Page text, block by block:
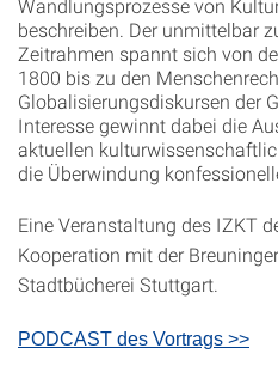
Wandlungsprozesse von
beschreiben. Der unmittelbar
Zeitrahmen spannt sich von
1800 bis zu den
Globalisierungsdiskursen der
Interesse gewinnt dabei die
aktuellen
die Überwindung
Eine Veranstaltung des IZKT
Kooperation mit der
Stadtbücherei Stuttgart.
PODCAST des Vortrags >>